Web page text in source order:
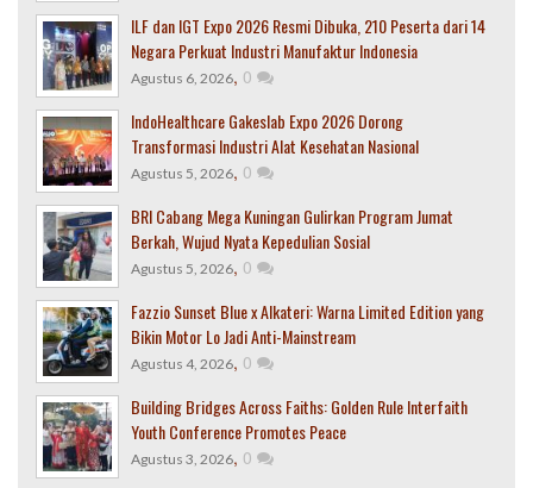
ILF dan IGT Expo 2026 Resmi Dibuka, 210 Peserta dari 14
Negara Perkuat Industri Manufaktur Indonesia
Agustus 6, 2026, 0
IndoHealthcare Gakeslab Expo 2026 Dorong
Transformasi Industri Alat Kesehatan Nasional
Agustus 5, 2026, 0
BRI Cabang Mega Kuningan Gulirkan Program Jumat
Berkah, Wujud Nyata Kepedulian Sosial
Agustus 5, 2026, 0
Fazzio Sunset Blue x Alkateri: Warna Limited Edition yang
Bikin Motor Lo Jadi Anti-Mainstream
Agustus 4, 2026, 0
Building Bridges Across Faiths: Golden Rule Interfaith
Youth Conference Promotes Peace
Agustus 3, 2026, 0